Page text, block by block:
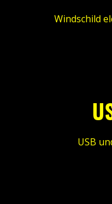
Windschild
USB